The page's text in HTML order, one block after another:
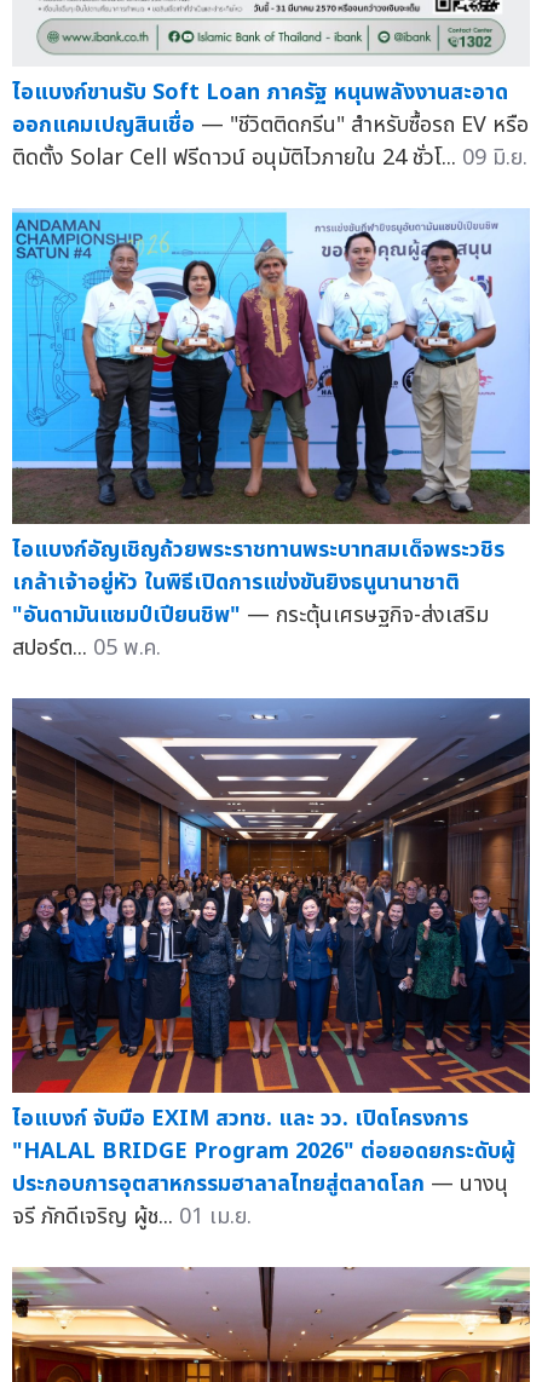
ไอแบงก์ขานรับ Soft Loan ภาครัฐ หนุนพลังงานสะอาด
ออกแคมเปญสินเชื่อ — "ชีวิตติดกรีน" สำหรับซื้อรถ EV หรือ
ติดตั้ง Solar Cell ฟรีดาวน์ อนุมัติไวภายใน 24 ชั่วโ... 09 มิ.ย.
ไอแบงก์อัญเชิญถ้วยพระราชทานพระบาทสมเด็จพระวชิร
เกล้าเจ้าอยู่หัว ในพิธีเปิดการแข่งขันยิงธนูนานาชาติ
"อันดามันแชมป์เปียนชิพ" — กระตุ้นเศรษฐกิจ-ส่งเสริม
สปอร์ต... 05 พ.ค.
ไอแบงก์ จับมือ EXIM สวทช. และ วว. เปิดโครงการ
"HALAL BRIDGE Program 2026" ต่อยอดยกระดับผู้
ประกอบการอุตสาหกรรมฮาลาลไทยสู่ตลาดโลก — นางนุ
จรี ภักดีเจริญ ผู้ช... 01 เม.ย.